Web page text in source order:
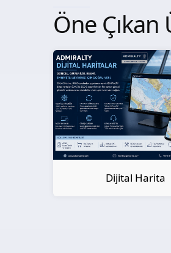
Öne
Dijital Kitap